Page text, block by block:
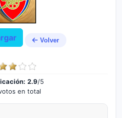
Volver
2.9/5
en total